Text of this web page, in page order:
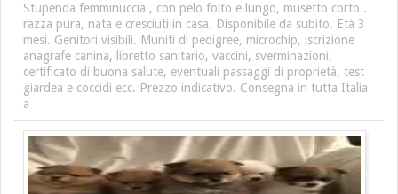
Stupenda femminuccia , con pelo folto e lungo, musetto corto .
razza pura, nata e cresciuti in casa. Disponibile da subito. Età 3
mesi. Genitori visibili. Muniti di pedigree, microchip, iscrizione
anagrafe canina, libretto sanitario, vaccini, sverminazioni,
certificato di buona salute, eventuali passaggi di proprietà, test
giardea e coccidi ecc. Prezzo indicativo. Consegna in tutta Italia
a